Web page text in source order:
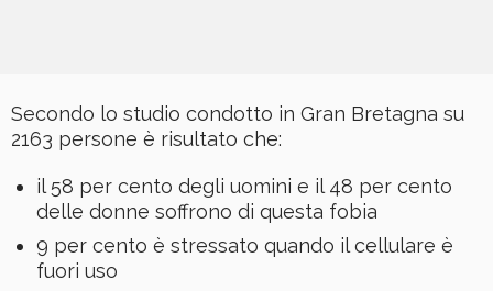
Secondo lo studio condotto in Gran Bretagna su
2163 persone è risultato che:
il 58 per cento degli uomini e il 48 per cento
delle donne soffrono di questa fobia
9 per cento è stressato quando il cellulare è
fuori uso